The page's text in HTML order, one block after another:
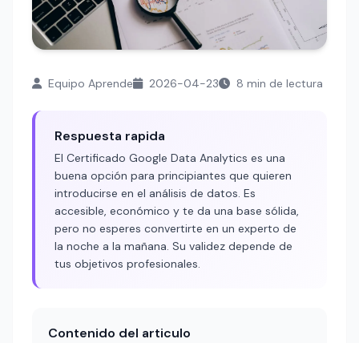
Equipo Aprende 2026-04-23 8 min de lectura
Respuesta rapida
El Certificado Google Data Analytics es una
buena opción para principiantes que quieren
introducirse en el análisis de datos. Es
accesible, económico y te da una base sólida,
pero no esperes convertirte en un experto de
la noche a la mañana. Su validez depende de
tus objetivos profesionales.
Contenido del articulo